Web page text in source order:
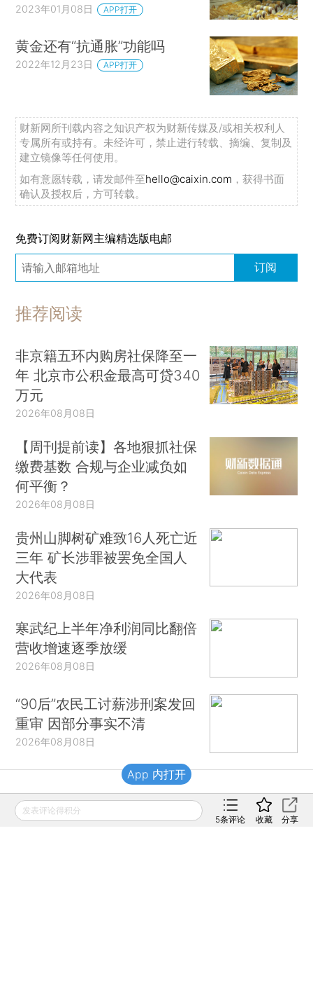
2023年01月08日 APP打开
黄金还有“抗通胀”功能吗
2022年12月23日 APP打开
财新网所刊载内容之知识产权为财新传媒及/或相关权利人
专属所有或持有。未经许可，禁止进行转载、摘编、复制及
建立镜像等任何使用。
如有意愿转载，请发邮件至hello@caixin.com ，获得书面
确认及授权后，方可转载。
免费订阅财新网主编精选版电邮
订阅
推荐阅读
非京籍五环内购房社保降至一
年 北京市公积金最高可贷340
万元
2026年08月08日
【周刊提前读】各地狠抓社保
缴费基数 合规与企业减负如
何平衡？
2026年08月08日
贵州山脚树矿难致16人死亡近
三年 矿长涉罪被罢免全国人
大代表
2026年08月08日
寒武纪上半年净利润同比翻倍
营收增速逐季放缓
2026年08月08日
“90后”农民工讨薪涉刑案发回
重审 因部分事实不清
2026年08月08日
财新移动
发表评论得积分
5条评论 收藏 分享
App 内打开